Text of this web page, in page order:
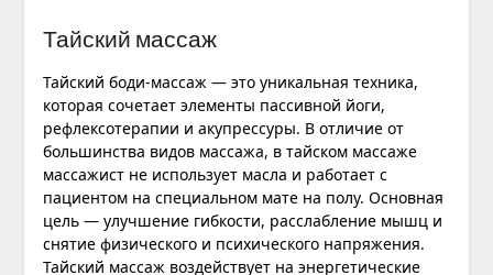
Тайский массаж
Тайский боди-массаж— это уникальная техника,
которая сочетает элементы пассивной йоги,
рефлексотерапии и акупрессуры. В отличие от
большинства видов массажа, в тайском массаже
массажист не использует масла и работает с
пациентом на специальном мате на полу. Основная
цель — улучшение гибкости, расслабление мышц и
снятие физического и психического напряжения.
Тайский массаж воздействует на энергетические